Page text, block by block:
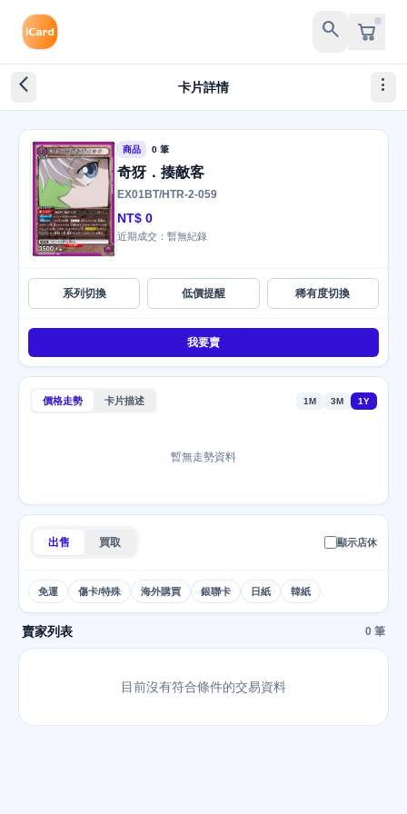
search
arrow_back_ios_new 卡片詳情 more_vert
商品 0 筆
奇犽．揍敵客
EX01BT/HTR-2-059
NT$ 0
近期成交：暫無紀錄
系列切換 低價提醒 稀有度切換
我要賣
價格走勢 卡片描述 1M 3M 1Y
暫無走勢資料
出售 買取 顯示店休
免運 傷卡/特殊 海外購買 銀聯卡 日紙 韓紙
賣家列表 0 筆
目前沒有符合條件的交易資料